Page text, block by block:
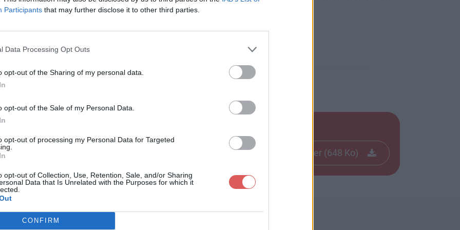
Participants that may further disclose it to other third parties.
Data Processing Opt Outs
opt-out of the Sharing of my personal data.
opt-out of the Sale of my Personal Data.
opt-out of processing my Personal Data for Targeted
opt-out of Collection, Use, Retention, Sale, and/or Sharing
Data that Is Unrelated with the Purposes for which it
CONFIRM
d'Ediacara (cours).pdf
(cours).pdf
Télécharger le fichier (648 Ko)